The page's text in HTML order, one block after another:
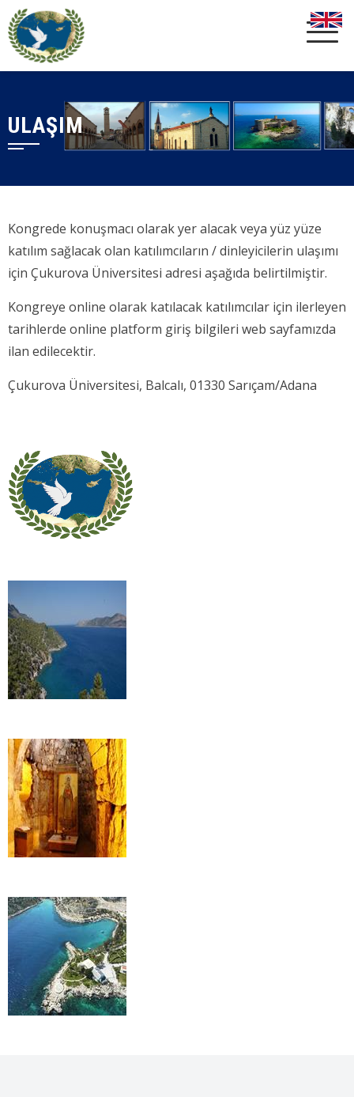
ULAŞIM
Kongrede konuşmacı olarak yer alacak veya yüz yüze
katılım sağlacak olan katılımcıların / dinleyicilerin ulaşımı
için Çukurova Üniversitesi adresi aşağıda belirtilmiştir.
Kongreye online olarak katılacak katılımcılar için ilerleyen
tarihlerde online platform giriş bilgileri web sayfamızda
ilan edilecektir.
Çukurova Üniversitesi, Balcalı, 01330 Sarıçam/Adana